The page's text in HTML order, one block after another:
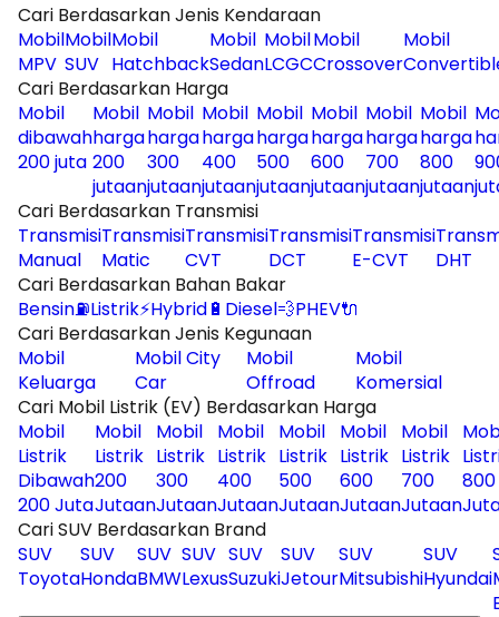
Cari Berdasarkan Jenis Kendaraan
Mobil
MPV
Mobil
SUV
Mobil
Hatchback
Mobil
Sedan
Mobil
LCGC
Mobil
Crossover
Mobil
Cari Berdasarkan Harga
Mobil
dibawah
200 juta
Mobil
harga
200
jutaan
Mobil
harga
300
jutaan
Mobil
harga
400
jutaan
Mobil
harga
500
jutaan
Mobil
harga
600
jutaan
Mobil
harga
700
jutaan
Mobil
harga
800
jutaan
Cari Berdasarkan Transmisi
Transmisi
Manual
Transmisi
Matic
Transmisi
CVT
Transmisi
DCT
Transmisi
E-CVT
DHT
Cari Berdasarkan Bahan Bakar
Bensin⛽Listrik⚡Hybrid🔋 Diesel💨PHEV🔌
Cari Berdasarkan Jenis Kegunaan
Mobil
Keluarga
Mobil City
Car
Mobil
Offroad
Mobil
Komersial
Cari Mobil Listrik (EV) Berdasarkan Harga
Mobil
Listrik
Dibawah
200 Juta
Mobil
Listrik
200
Jutaan
Mobil
Listrik
300
Jutaan
Mobil
Listrik
400
Jutaan
Mobil
Listrik
500
Jutaan
Mobil
Listrik
600
Jutaan
Mobil
Listrik
700
Jutaan
800
Cari SUV Berdasarkan Brand
SUV
Toyota
SUV
Honda
SUV
BMW
SUV
Lexus
SUV
Suzuki
SUV
Jetour
SUV
Mitsubishi
SUV
Hyundai